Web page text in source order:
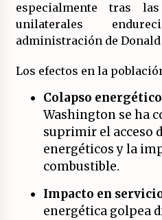
16/07/2026
Asamblea
para La Saleta y
Declaración de
contra la OTAN,
14/07/2026
14/07/2026
especialmente tras
unilaterales
administración de
Los efectos en la
Colapso
Washington se ha
suprimir el acceso
energéticos y la
combustible.
Impacto en
energética golpea